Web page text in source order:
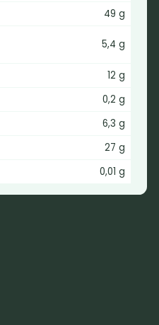
49 g
5,4 g
12 g
0,2 g
6,3 g
27 g
0,01 g